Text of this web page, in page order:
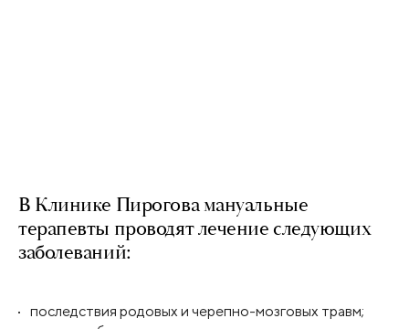
В Клинике Пирогова мануальные
терапевты проводят лечение следующих
заболеваний:
последствия родовых и черепно-мозговых травм;